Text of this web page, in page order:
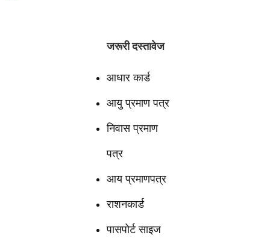
जरूरी दस्तावेज
आधार कार्ड
आयु प्रमाण पत्र
निवास प्रमाण
पत्र
आय प्रमाणपत्र
राशनकार्ड
पासपोर्ट साइज